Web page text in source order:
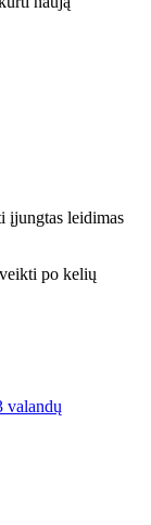
įjungtas leidimas
po kelių
valandų